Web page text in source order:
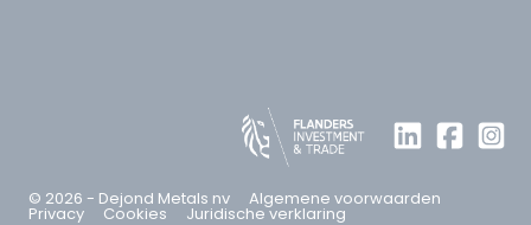
© 2026 - Dejond Metals nv Algemene voorwaarden
Privacy Cookies Juridische verklaring